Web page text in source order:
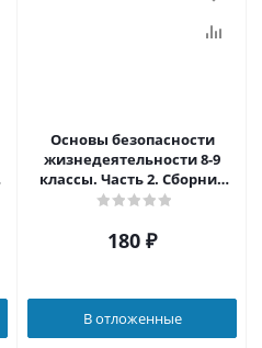
Основы безопасности
жизнедеятельности 8-9
классы. Часть 2. Сборник
ситуационных задач
180 ₽
В отложенные